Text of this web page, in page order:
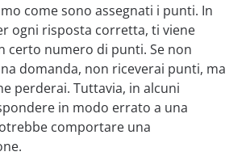
come sono assegnati i punti. In
ogni risposta corretta, ti viene
certo numero di punti. Se non
domanda, non riceverai punti, ma
perderai. Tuttavia, in alcuni
in modo errato a una
comportare una